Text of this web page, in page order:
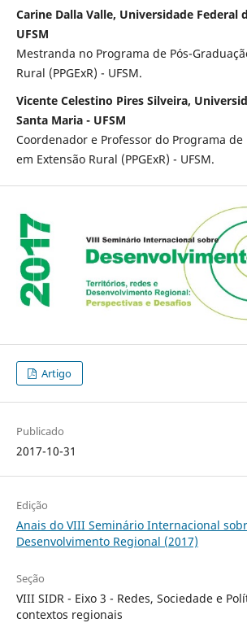
Carine Dalla Valle, Universidade Federal
UFSM
Mestranda no Programa de Pós-
Rural (PPGExR) - UFSM.
Vicente Celestino Pires Silveira,
Santa Maria - UFSM
Coordenador e Professor do Programa de
em Extensão Rural (PPGExR) - UFSM.
Artigo
Publicado
2017-10-31
Edição
Anais do VIII Seminário Internacional
Desenvolvimento Regional (2017)
Seção
VIII SIDR - Eixo 3 - Redes, Sociedade e
contextos regionais